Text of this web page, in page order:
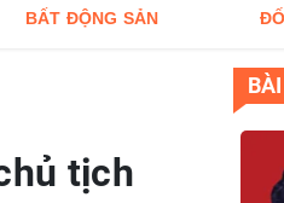
BẤT ĐỘNG SẢN
tịch